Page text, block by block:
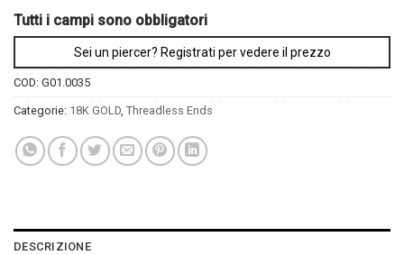
Tutti i campi sono obbligatori
Sei un piercer? Registrati per vedere il prezzo
COD: G01.0035
Categorie: 18K GOLD, Threadless Ends
DESCRIZIONE